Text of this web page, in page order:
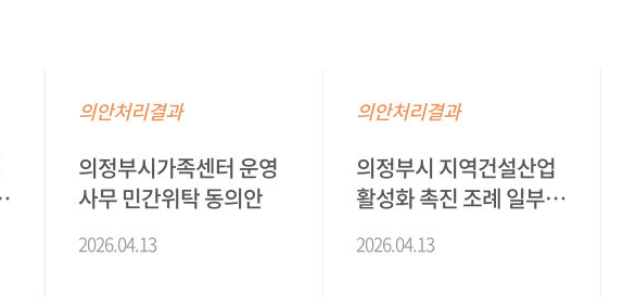
의안처리결과
의정부시가족센터 운영
사무 민간위탁 동의안
2026.04.13
의안처리결과
의정부시 지역건설산업
활성화 촉진 조례 일부개
2026.04.13